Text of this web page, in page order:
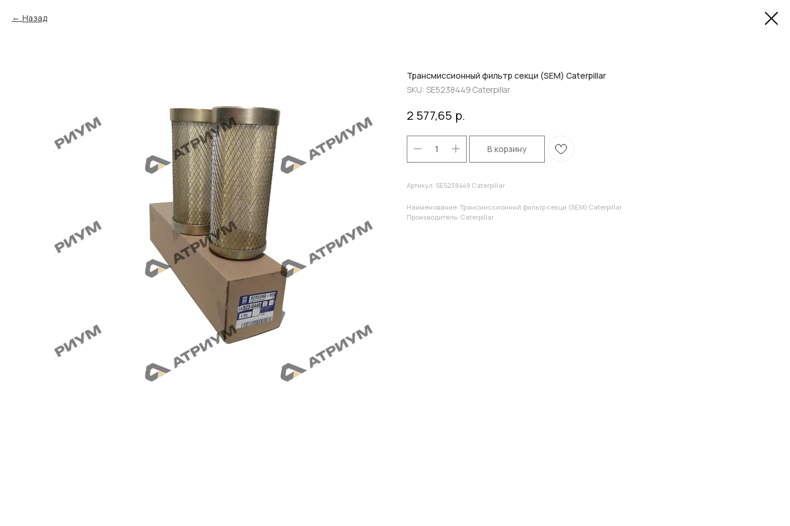
Назад
Трансмиссионный фильтр секци (SEM) Caterpillar
SKU: SE5238449 Caterpillar
2 577,65 р.
В корзину
Артикул: SE5238449 Caterpillar
Наименование: Трансмиссионный фильтр секци (SEM) Caterpillar
Производитель: Caterpillar